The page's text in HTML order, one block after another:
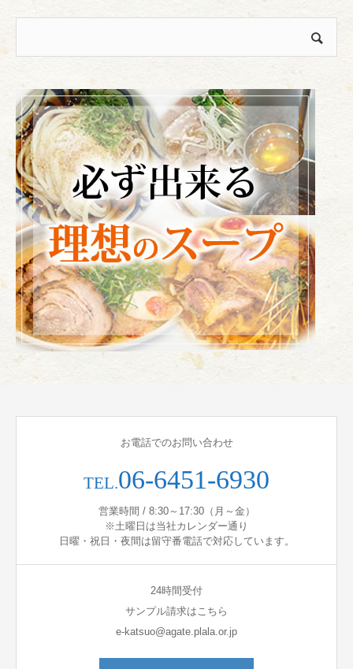
お電話でのお問い合わせ
TEL.06-6451-6930
営業時間 / 8:30～17:30（月～金）
※土曜日は当社カレンダー通り
日曜・祝日・夜間は留守番電話で対応しています。
24時間受付
サンプル請求はこちら
e-katsuo@agate.plala.or.jp